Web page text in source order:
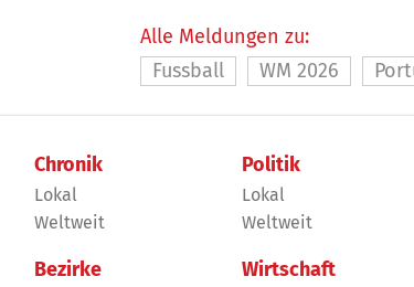
Alle Meldungen zu:
Fussball
WM 2026
Chronik
Lokal
Weltweit
Bezirke
Politik
Lokal
Weltweit
Wirtschaft